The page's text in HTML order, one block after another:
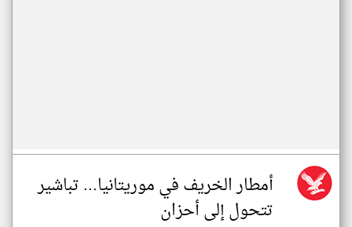
أمطار الخريف في موريتانيا... تباشير
تتحول إلى أحزان